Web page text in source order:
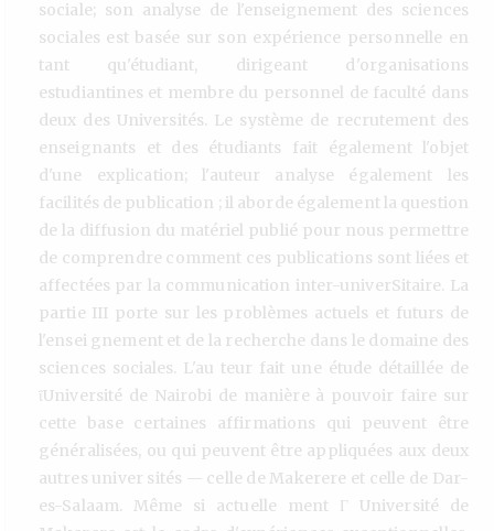
sociale; son analyse de l'enseignement des sciences
sociales est basée sur son expérience personnelle en
tant qu'étudiant, dirigeant d'organisations
estudiantines et membre du personnel de faculté dans
deux des Universités. Le système de recrutement des
enseignants et des étudiants fait également l'objet
d'une explication; l'auteur analyse également les
facilités de publication ; il aborde également la question
de la diffusion du matériel publié pour nous permettre
de comprendre comment ces publications sont liées et
affectées par la communication inter-univerSitaire. La
partie III porte sur les problèmes actuels et futurs de
l'ensei gnement et de la recherche dans le domaine des
sciences sociales. L'au teur fait une étude détaillée de
ΐUniversité de Nairobi de manière à pouvoir faire sur
cette base certaines affirmations qui peuvent être
généralisées, ou qui peuvent être appliquées aux deux
autres univer sités — celle de Makerere et celle de Dar-
es-Salaam. Même si actuelle ment Γ Université de